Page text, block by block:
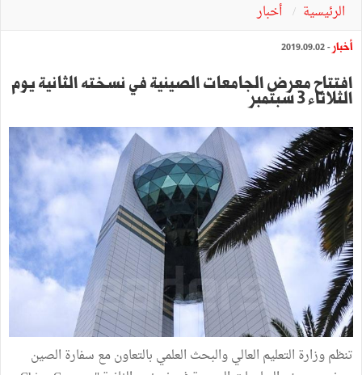
الرئيسية أخبار
أخبار - 2019.09.02
افتتاح معرض الجامعات الصينية في نسخته الثانية يوم
الثلاثاء 3 سبتمبر
تنظم وزارة التعليم العالي والبحث العلمي بالتعاون مع سفارة الصين